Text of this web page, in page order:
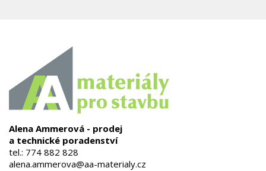
Alena Ammerová - prodej
a technické poradenství
tel.: 774 882 828
alena.ammerova@aa-materialy.cz